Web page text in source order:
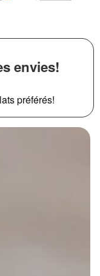
envies!
préférés!